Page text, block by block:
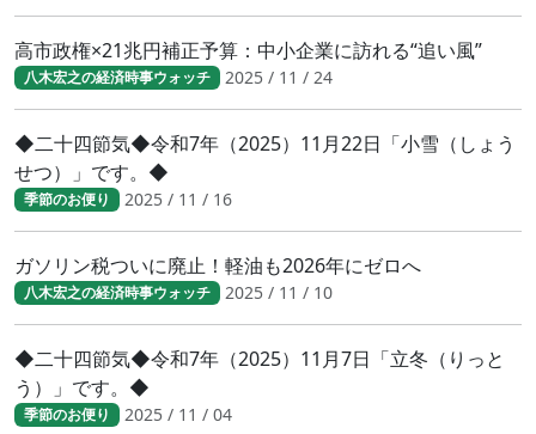
高市政権×21兆円補正予算：中小企業に訪れる“追い風”
八木宏之の経済時事ウォッチ 2025 / 11 / 24
◆二十四節気◆令和7年（2025）11月22日「小雪（しょう
せつ）」です。◆
季節のお便り 2025 / 11 / 16
ガソリン税ついに廃止！軽油も2026年にゼロへ
八木宏之の経済時事ウォッチ 2025 / 11 / 10
◆二十四節気◆令和7年（2025）11月7日「立冬（りっと
う）」です。◆
季節のお便り 2025 / 11 / 04